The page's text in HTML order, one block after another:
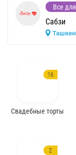
Все
Сабзи
16
Свадебные торты
2